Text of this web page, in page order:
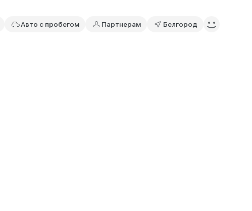
Авто с пробегом Партнерам Белгород